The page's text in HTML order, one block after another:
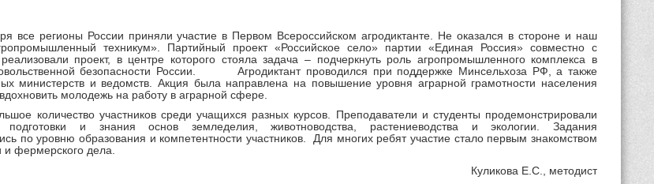
все регионы России приняли участие в Первом Всероссийском агродиктанте. Не оказался в стороне и наш
техникум». Партийный проект «Российское село» партии «Единая Россия» совместно с
реализовали проект, в центре которого стояла задача – подчеркнуть роль агропромышленного комплекса в
безопасности России. Агродиктант проводился при поддержке Минсельхоза РФ, а также
министерств и ведомств. Акция была направлена на повышение уровня аграрной грамотности населения
молодежь на работу в аграрной сфере.
количество участников среди учащихся разных курсов. Преподаватели и студенты продемонстрировали
подготовки и знания основ земледелия, животноводства, растениеводства и экологии. Задания
по уровню образования и компетентности участников. Для многих ребят участие стало первым знакомством
фермерского дела.
Куликова Е.С., методист